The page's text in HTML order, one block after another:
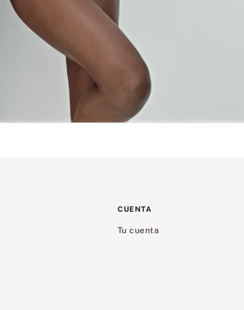
CUENTA
Tu cuenta